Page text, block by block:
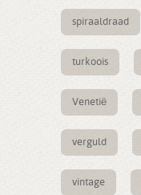
spiraaldraad
turkoois
Venetië
verguld
vintage